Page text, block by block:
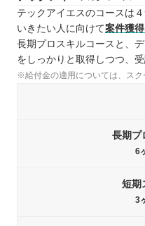
近畿
中国
四国
九州 / 沖縄
テックアイエスのコースは
いきたい人に向けて案件獲
長期プロスキルコースと、
をしっかりと取得しつつ、
※給付金の適用については、スク
長期プ
6
短期
3